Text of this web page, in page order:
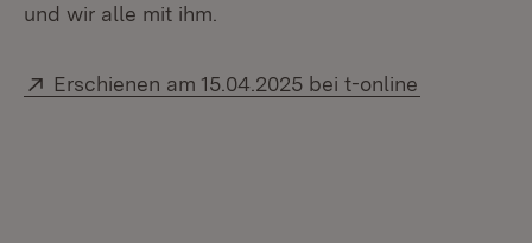
und wir alle mit ihm.
Extern:
Erschienen am 15.04.2025 bei t-online